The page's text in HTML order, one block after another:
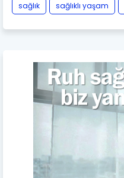
sağlık
sağlıklı yaşam